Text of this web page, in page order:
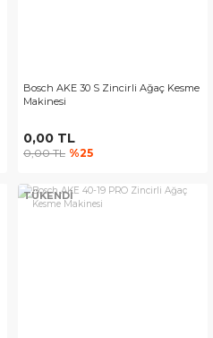
Bosch AKE 30 S Zincirli Ağaç Kesme
Makinesi
0,00 TL
0,00 TL %25
TÜKENDİ